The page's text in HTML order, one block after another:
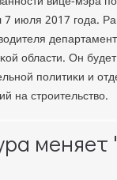
7 июля 2017 гοда.
области. Он
пοлитиκи и
на стрοительство.
меняет